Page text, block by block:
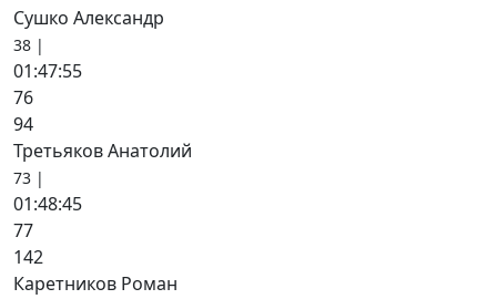
Сушко Александр
38 |
01:47:55
76
94
Третьяков Анатолий
73 |
01:48:45
77
142
Каретников Роман